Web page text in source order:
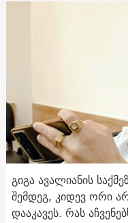
გიგა ავალიანის
შემდეგ, კიდევ ორი
დააკავეს. რას